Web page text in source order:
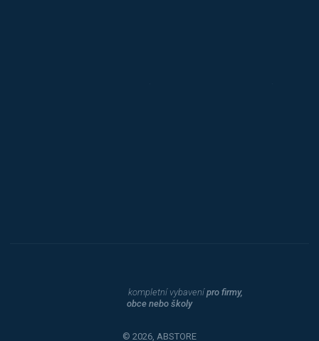
kompletní vybavenípro firmy,
obce nebo školy
© 2026, ABSTORE